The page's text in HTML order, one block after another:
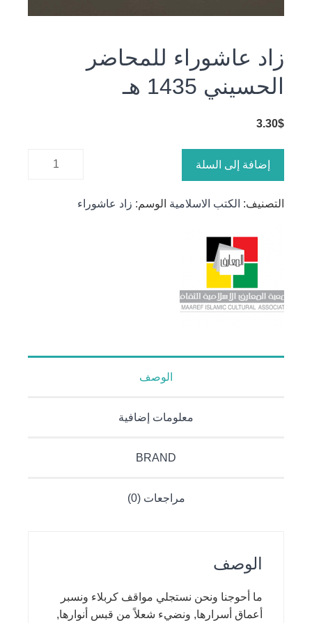
زاد عاشوراء للمحاضر
الحسيني 1435 هـ
3.30$
كمية زاد
الحسيني
إضافة إلى السلة
التصنيف: الكتب الاسلامية الوسم: زاد عاشوراء
الوصف
معلومات إضافية
BRAND
مراجعات (0)
الوصف
ما أحوجنا ونحن نستجلي مواقف كربلاء ونسبر
أعماق أسرارها, ونضيء شعلاً من قبس أنوارها,